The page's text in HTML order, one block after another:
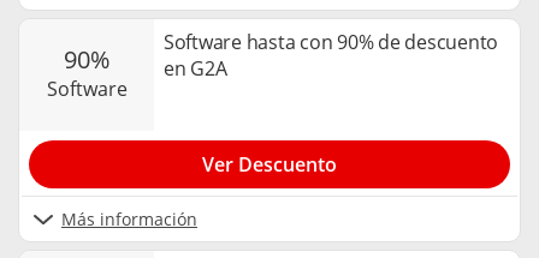
90%
software
Software hasta con 90% de descuento
en G2A
Más información
Ver Descuento